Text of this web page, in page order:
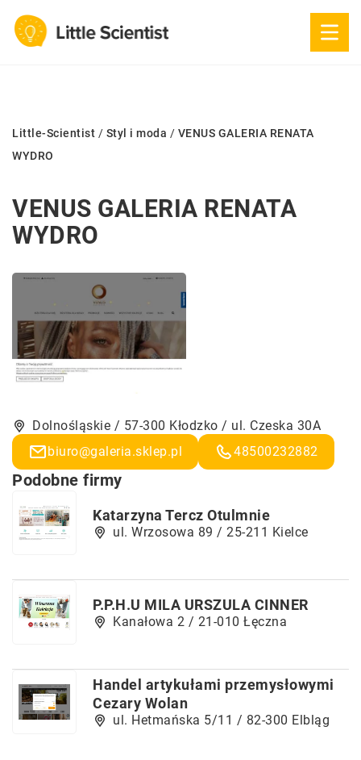
Little-Scientist / Styl i moda / VENUS GALERIA RENATA
WYDRO
VENUS GALERIA RENATA
WYDRO
Dolnośląskie / 57-300 Kłodzko / ul. Czeska 30A
biuro@galeria.sklep.pl
48500232882
Podobne firmy
Katarzyna Tercz Otulmnie
ul. Wrzosowa 89 / 25-211 Kielce
P.P.H.U MILA URSZULA CINNER
Kanałowa 2 / 21-010 Łęczna
Handel artykułami przemysłowymi
Cezary Wolan
ul. Hetmańska 5/11 / 82-300 Elbląg